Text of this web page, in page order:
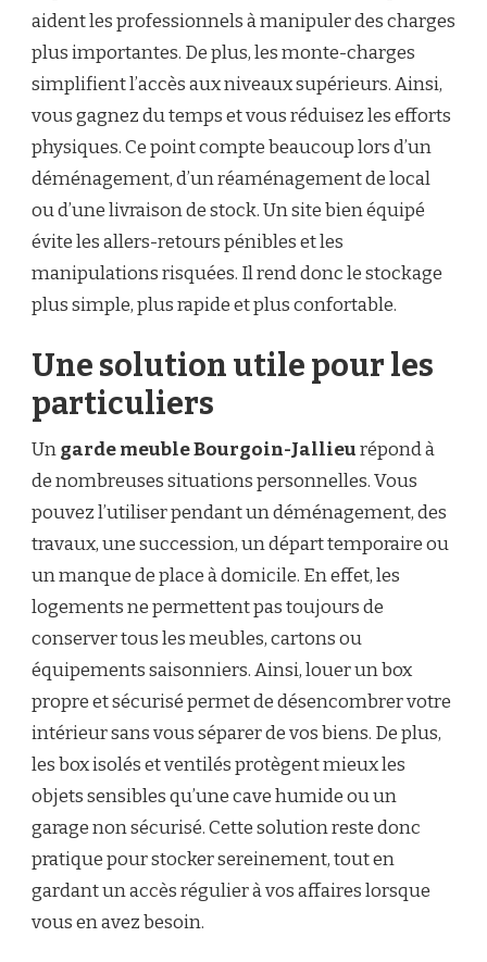
aident les professionnels à manipuler des charges
plus importantes. De plus, les monte-charges
simplifient l’accès aux niveaux supérieurs. Ainsi,
vous gagnez du temps et vous réduisez les efforts
physiques. Ce point compte beaucoup lors d’un
déménagement, d’un réaménagement de local
ou d’une livraison de stock. Un site bien équipé
évite les allers-retours pénibles et les
manipulations risquées. Il rend donc le stockage
plus simple, plus rapide et plus confortable.
Une solution utile pour les
particuliers
Ungarde meuble Bourgoin-Jallieurépond à
de nombreuses situations personnelles. Vous
pouvez l’utiliser pendant un déménagement, des
travaux, une succession, un départ temporaire ou
un manque de place à domicile. En effet, les
logements ne permettent pas toujours de
conserver tous les meubles, cartons ou
équipements saisonniers. Ainsi, louer un box
propre et sécurisé permet de désencombrer votre
intérieur sans vous séparer de vos biens. De plus,
les box isolés et ventilés protègent mieux les
objets sensibles qu’une cave humide ou un
garage non sécurisé. Cette solution reste donc
pratique pour stocker sereinement, tout en
gardant un accès régulier à vos affaires lorsque
vous en avez besoin.